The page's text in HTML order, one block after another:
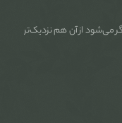
می‌شود از آن هم نزدیک‌تر